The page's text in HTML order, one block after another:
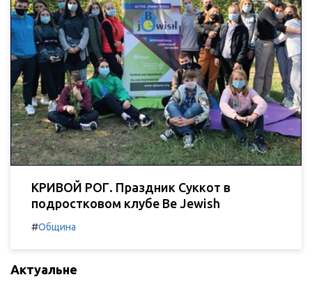
КРИВОЙ РОГ. Праздник Суккот в
подростковом клубе Be Jewish
#Община
Актуальне